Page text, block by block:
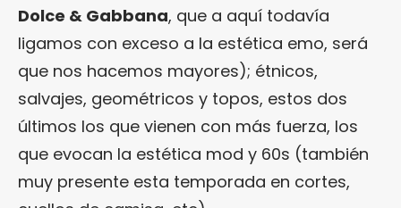
Dolce & Gabbana, que a aquí todavía
ligamos con exceso a la estética emo, será
que nos hacemos mayores); étnicos,
salvajes, geométricos y topos, estos dos
últimos los que vienen con más fuerza, los
que evocan la estética mod y 60s (también
muy presente esta temporada en cortes,